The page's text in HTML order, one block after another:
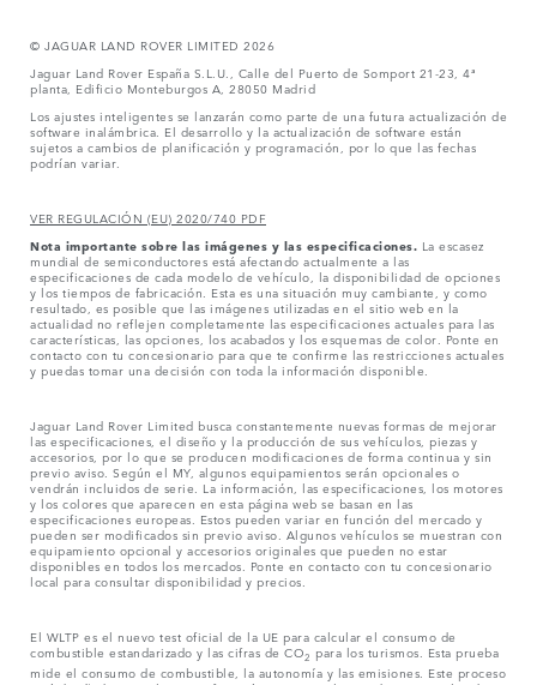
© JAGUAR LAND ROVER LIMITED 2026
Jaguar Land Rover España S.L.U., Calle del Puerto de Somport 21-23, 4ª
planta, Edificio Monteburgos A, 28050 Madrid
Los ajustes inteligentes se lanzarán como parte de una futura actualización de
software inalámbrica. El desarrollo y la actualización de software están
sujetos a cambios de planificación y programación, por lo que las fechas
podrían variar.
VER REGULACIÓN (EU) 2020/740 PDF
Nota importante sobre las imágenes y las especificaciones. La escasez
mundial de semiconductores está afectando actualmente a las
especificaciones de cada modelo de vehículo, la disponibilidad de opciones
y los tiempos de fabricación. Esta es una situación muy cambiante, y como
resultado, es posible que las imágenes utilizadas en el sitio web en la
actualidad no reflejen completamente las especificaciones actuales para las
características, las opciones, los acabados y los esquemas de color. Ponte en
contacto con tu concesionario para que te confirme las restricciones actuales
y puedas tomar una decisión con toda la información disponible.
Jaguar Land Rover Limited busca constantemente nuevas formas de mejorar
las especificaciones, el diseño y la producción de sus vehículos, piezas y
accesorios, por lo que se producen modificaciones de forma continua y sin
previo aviso. Según el MY, algunos equipamientos serán opcionales o
vendrán incluidos de serie. La información, las especificaciones, los motores
y los colores que aparecen en esta página web se basan en las
especificaciones europeas. Estos pueden variar en función del mercado y
pueden ser modificados sin previo aviso. Algunos vehículos se muestran con
equipamiento opcional y accesorios originales que pueden no estar
disponibles en todos los mercados. Ponte en contacto con tu concesionario
local para consultar disponibilidad y precios.
El WLTP es el nuevo test oficial de la UE para calcular el consumo de
combustible estandarizado y las cifras de CO2 para los turismos. Esta prueba
mide el consumo de combustible, la autonomía y las emisiones. Este proceso